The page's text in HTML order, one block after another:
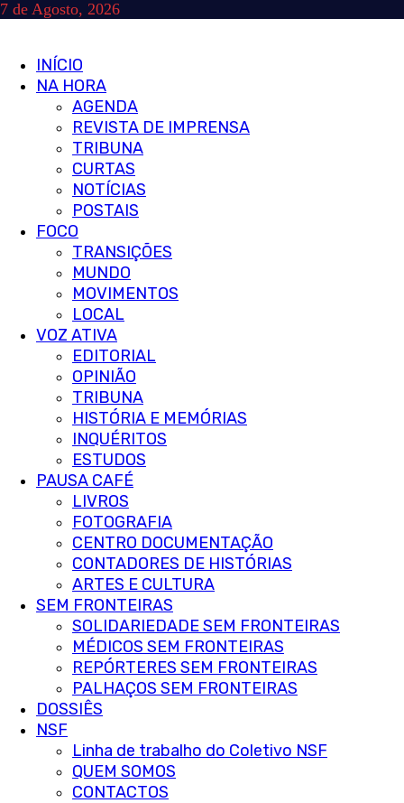
Skip
7 de Agosto, 2026
Primary
Menu
INÍCIO
NA HORA
AGENDA
REVISTA DE IMPRENSA
TRIBUNA
CURTAS
NOTÍCIAS
POSTAIS
FOCO
TRANSIÇÕES
MUNDO
MOVIMENTOS
LOCAL
VOZ ATIVA
EDITORIAL
OPINIÃO
TRIBUNA
HISTÓRIA E MEMÓRIAS
INQUÉRITOS
ESTUDOS
PAUSA CAFÉ
LIVROS
FOTOGRAFIA
CENTRO DOCUMENTAÇÃO
CONTADORES DE HISTÓRIAS
ARTES E CULTURA
SEM FRONTEIRAS
SOLIDARIEDADE SEM FRONTEIRAS
MÉDICOS SEM FRONTEIRAS
REPÓRTERES SEM FRONTEIRAS
PALHAÇOS SEM FRONTEIRAS
DOSSIÊS
NSF
Linha de trabalho do Coletivo NSF
QUEM SOMOS
CONTACTOS